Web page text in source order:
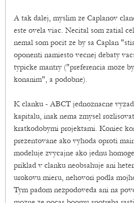
A tak dalej, myslim ze Caplanov
este ovela viac. Necital som zatial
nemal som pocit ze by sa Caplan
oponenti namiesto vecnej debaty
typicke mantry ("preferencia moze
konanim", a podobne).
K clanku - ABCT jednoznacne
kapitalu, inak nema zmysel
kratkodobymi projektami. Koniec
prezentovane ako vyhoda oproti
modeluje zvycajne ako jednu
priklad v clanku neobsahuje ani
urokovu mieru, nehovori podla
Tym padom nezpodoveda ani na